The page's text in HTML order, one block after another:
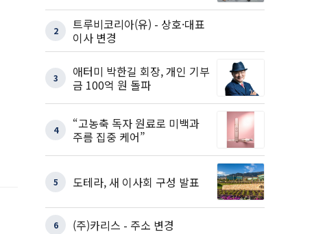
2
트루비코리아(유) - 상호·대표
이사 변경
3
애터미 박한길 회장, 개인 기부
금 100억 원 돌파
4
“고농축 독자 원료로 미백과
주름 집중 케어”
5 도테라, 새 이사회 구성 발표
6 (주)카리스 - 주소 변경